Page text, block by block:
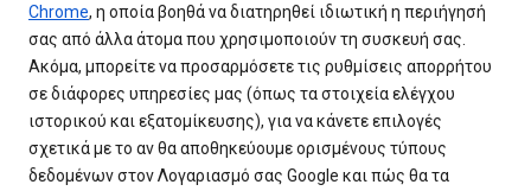
Chrome, η οποία βοηθά να διατηρηθεί ιδιωτική η περιήγησή
σας από άλλα άτομα που χρησιμοποιούν τη συσκευή σας.
Ακόμα, μπορείτε να προσαρμόσετε τις ρυθμίσεις απορρήτου
σε διάφορες υπηρεσίες μας (όπως τα στοιχεία ελέγχου
ιστορικού και εξατομίκευσης), για να κάνετε επιλογές
σχετικά με το αν θα αποθηκεύουμε ορισμένους τύπους
δεδομένων στον Λογαριασμό σας Google και πώς θα τα